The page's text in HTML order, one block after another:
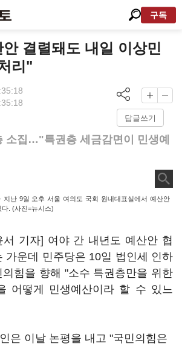
구독
결렬돼도 내일 이상민
리"
답글쓰기
소집…"특권층 세금감면이 민생예
지난 9일 오후 서울 여의도 국회 원내대표실에서 예산안
. (사진=뉴시스)
서 기자] 여야 간 내년도 예산안 협
가운데 민주당은 10일 법인세 인하
힘을 향해 "소수 특권층만을 위한
어떻게 민생예산이라 할 수 있느
은 이날 논평을 내고 "국민의힘은